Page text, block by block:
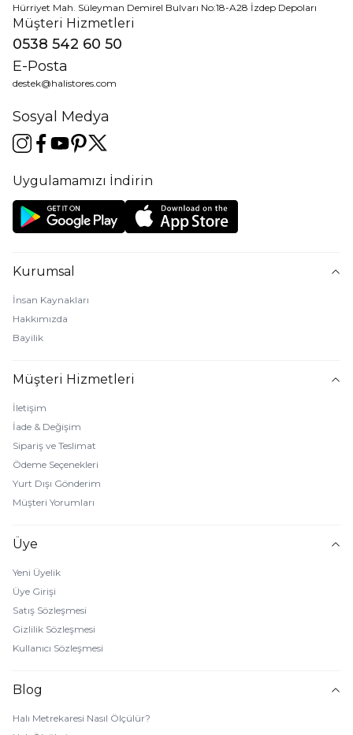
Hürriyet Mah. Süleyman Demirel Bulvarı No:18-A28 İzdep Depoları
Müşteri Hizmetleri
0538 542 60 50
E-Posta
destek@halistores.com
Sosyal Medya
Uygulamamızı İndirin
Kurumsal
İnsan Kaynakları
Hakkımızda
Bayilik
Müşteri Hizmetleri
İletişim
İade & Değişim
Sipariş ve Teslimat
Ödeme Seçenekleri
Yurt Dışı Gönderim
Müşteri Yorumları
Üye
Yeni Üyelik
Üye Girişi
Satış Sözleşmesi
Gizlilik Sözleşmesi
Kullanıcı Sözleşmesi
Blog
Halı Metrekaresi Nasıl Ölçülür?